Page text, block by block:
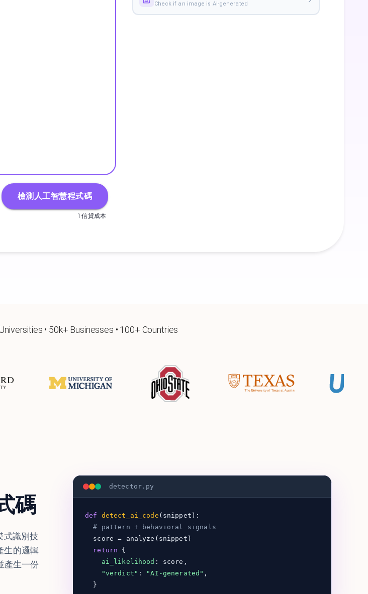
檢測人工智慧程式碼
1 信貸成本
Check if an image is AI-generated
• 50k+ Businesses • 100+ Countries
碼
式識別技
生的邏輯
產生一份
detector.py
def detect_ai_code (snippet):
# pattern + behavioral signals
score = analyze(snippet)
return
{
ai_likelihood : score,
"verdict" : "AI-generated" ,
}